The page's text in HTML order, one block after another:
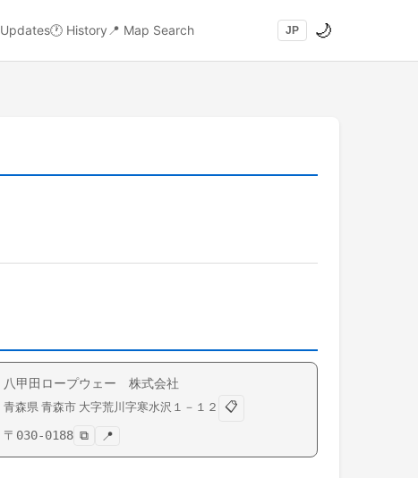
Updates🕐 History 📍 Map Search JP 🌙
八甲田ロープウェー 株式会社
青森県 青森市 大字荒川字寒水沢１－１２
📋
〒 030-0188 ⧉ 📍